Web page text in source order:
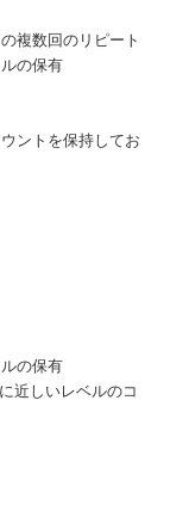
複数回のリピート
の保有
ントを保持してお
の保有
近しいレベルのコ